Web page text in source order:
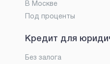
В Москве
Под проценты
Кредит для
Без залога